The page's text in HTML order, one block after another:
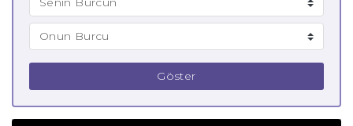
Göster